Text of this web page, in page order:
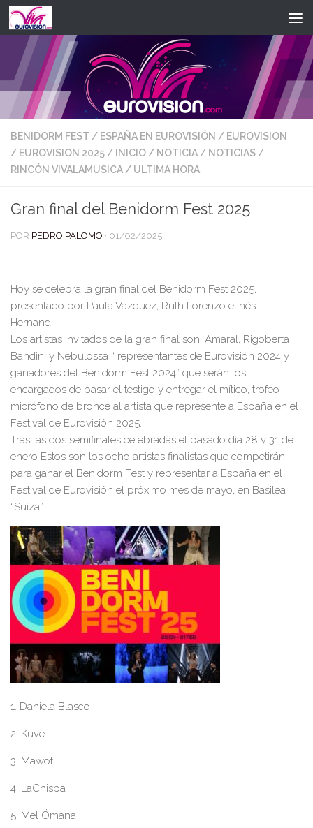
Saltar al contenido
BENIDORM FEST / ESPAÑA EN EUROVISIÓN / EUROVISION
/ EUROVISION 2025/ INICIO/ NOTICIA/ NOTICIAS/
RINCÓN VIVALAMUSICA/ ULTIMA HORA
Gran final del Benidorm Fest 2025
POR PEDRO PALOMO · 01/02/2025
Hoy se celebra la gran final del Benidorm Fest 2025,
presentado por Paula Vázquez, Ruth Lorenzo e Inés
Hernand.
Los artistas invitados de la gran final son, Amaral, Rigoberta
Bandini y Nebulossa “ representantes de Eurovisión 2024 y
ganadores del Benidorm Fest 2024” que serán los
encargados de pasar el testigo y entregar el mítico, trofeo
micrófono de bronce al artista que represente a España en el
Festival de Eurovisión 2025.
Tras las dos semifinales celebradas el pasado día 28 y 31 de
enero Estos son los ocho artistas finalistas que competirán
para ganar el Benidorm Fest y representar a España en el
Festival de Eurovisión el próximo mes de mayo, en Basilea
“Suiza”.
1. Daniela Blasco
2. Kuve
3. Mawot
4. LaChispa
5. Mel Ömana